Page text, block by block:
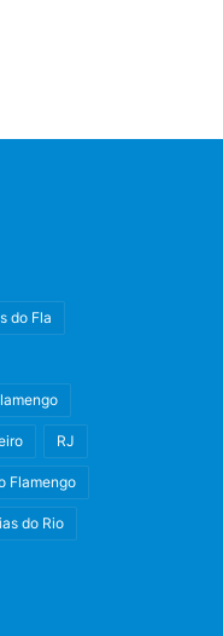
do Fla
RJ
Flamengo
do Rio